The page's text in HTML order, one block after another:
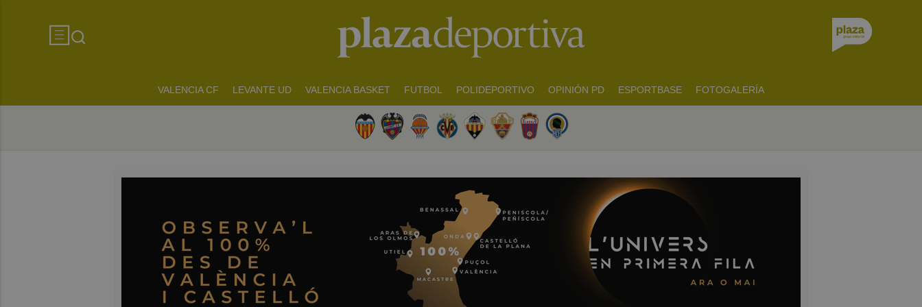
VALENCIA CF LEVANTE UD VALENCIA BASKET FUTBOL POLIDEPORTIVO OPINIÓN PD ESPORTBASE FOTOGALERÍA